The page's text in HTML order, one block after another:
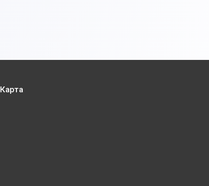
Карта